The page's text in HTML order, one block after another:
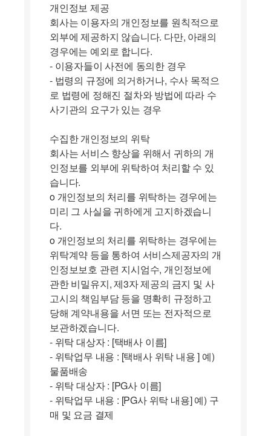
개인정보 제공
회사는 이용자의 개인정보를 원칙적으로
외부에 제공하지 않습니다. 다만, 아래의
경우에는 예외로 합니다.
- 이용자들이 사전에 동의한 경우
- 법령의 규정에 의거하거나, 수사 목적으
로 법령에 정해진 절차와 방법에 따라 수
사기관의 요구가 있는 경우
수집한 개인정보의 위탁
회사는 서비스 향상을 위해서 귀하의 개
인정보를 외부에 위탁하여 처리할 수 있
습니다.
ο 개인정보의 처리를 위탁하는 경우에는
미리 그 사실을 귀하에게 고지하겠습니
다.
ο 개인정보의 처리를 위탁하는 경우에는
위탁계약 등을 통하여 서비스제공자의 개
인정보보호 관련 지시엄수, 개인정보에
관한 비밀유지, 제3자 제공의 금지 및 사
고시의 책임부담 등을 명확히 규정하고
당해 계약내용을 서면 또는 전자적으로
보관하겠습니다.
- 위탁 대상자 : [택배사 이름]
- 위탁업무 내용 : [택배사 위탁 내용 ] 예)
물품배송
- 위탁 대상자 : [PG사 이름]
- 위탁업무 내용 : [PG사 위탁 내용] 예) 구
매 및 요금 결제